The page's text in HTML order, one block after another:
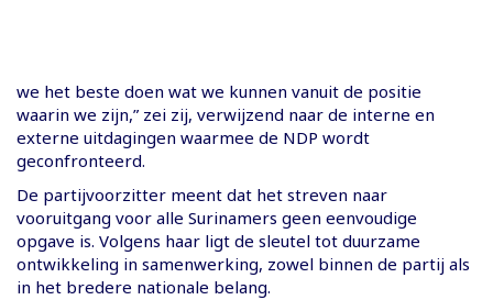
we het beste doen wat we kunnen vanuit de positie
waarin we zijn,” zei zij, verwijzend naar de interne en
externe uitdagingen waarmee de NDP wordt
geconfronteerd.
De partijvoorzitter meent dat het streven naar
vooruitgang voor alle Surinamers geen eenvoudige
opgave is. Volgens haar ligt de sleutel tot duurzame
ontwikkeling in samenwerking, zowel binnen de partij als
in het bredere nationale belang.